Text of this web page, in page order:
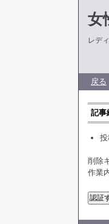
女
レデ
戻る
記事
削除
作業